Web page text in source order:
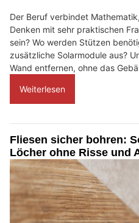
Der Beruf verbindet
Denken mit sehr praktischen
sein? Wo werden Stützen
zusätzliche Solarmodule aus?
Wand entfernen, ohne das
Weiterlesen
Fliesen sicher bohren:
Löcher ohne Risse und